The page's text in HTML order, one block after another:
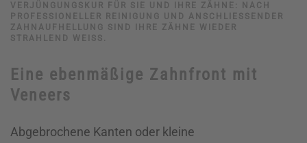
VERJÜNGUNGSKUR FÜR SIE UND IHRE ZÄHNE: NACH
PROFESSIONELLER REINIGUNG UND ANSCHLIESSENDER Z
AHNAUFHELLUNG SIND IHRE ZÄHNE WIEDER S
TRAHLEND WEISS.
Eine ebenmäßige Zahnfront mit
Veneers
Abgebrochene Kanten oder kleine